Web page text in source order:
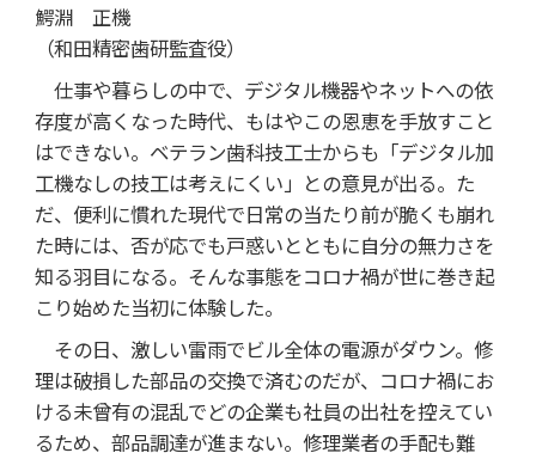
鰐淵 正機
（和田精密歯研監査役）
仕事や暮らしの中で、デジタル機器やネットへの依
存度が高くなった時代、もはやこの恩恵を手放すこと
はできない。ベテラン歯科技工士からも「デジタル加
工機なしの技工は考えにくい」との意見が出る。た
だ、便利に慣れた現代で日常の当たり前が脆くも崩れ
た時には、否が応でも戸惑いとともに自分の無力さを
知る羽目になる。そんな事態をコロナ禍が世に巻き起
こり始めた当初に体験した。
その日、激しい雷雨でビル全体の電源がダウン。修
理は破損した部品の交換で済むのだが、コロナ禍にお
ける未曾有の混乱でどの企業も社員の出社を控えてい
るため、部品調達が進まない。修理業者の手配も難